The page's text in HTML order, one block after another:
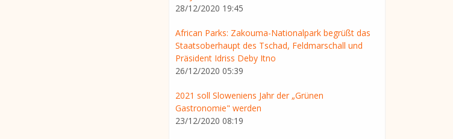
28/12/2020 19:45
African Parks: Zakouma-Nationalpark begrüßt das
Staatsoberhaupt des Tschad, Feldmarschall und
Präsident Idriss Deby Itno
26/12/2020 05:39
2021 soll Sloweniens Jahr der „Grünen
Gastronomie" werden
23/12/2020 08:19